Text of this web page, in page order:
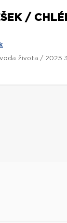
/
života / 2025